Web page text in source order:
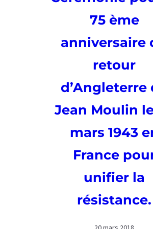
75 ème
anniversaire
retour
d’Angleterre
Jean Moulin
mars 1943
France
unifier la
résistance.